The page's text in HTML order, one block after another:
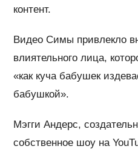
контент.
Видео Симы привлекло
влиятельного лица,
«как куча бабушек
бабушкой».
Мэгги Андерс,
собственное шоу на